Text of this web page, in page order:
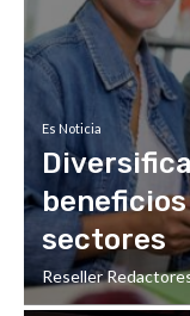
Es Noticia
sectores
Reseller